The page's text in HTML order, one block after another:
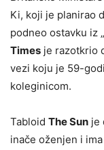
Ki, koji je planirao
podneo ostavku iz
Times je razotkrio
vezi koju je 59-
koleginicom.
Tabloid The Sun je
inače oženjen i